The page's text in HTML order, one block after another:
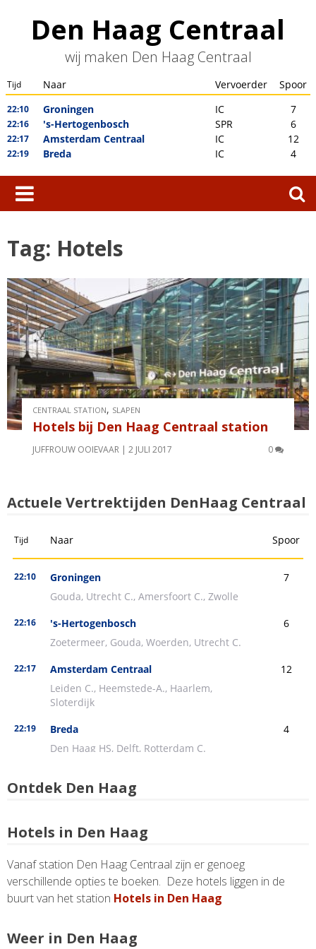
contentDen Haag Centraal
wij maken Den Haag Centraal
Zoeken
naar:
Tag: Hotels
CENTRAAL STATION, SLAPEN
Hotels bij Den Haag Centraal station
JUFFROUW OOIEVAAR 2 JULI 2017 0
Actuele Vertrektijden DenHaag Centraal
Ontdek Den Haag
Hotels in Den Haag
Vanaf station Den Haag Centraal zijn er genoeg
verschillende opties te boeken. Deze hotels liggen in de
buurt van het station Hotels in Den Haag
Weer in Den Haag